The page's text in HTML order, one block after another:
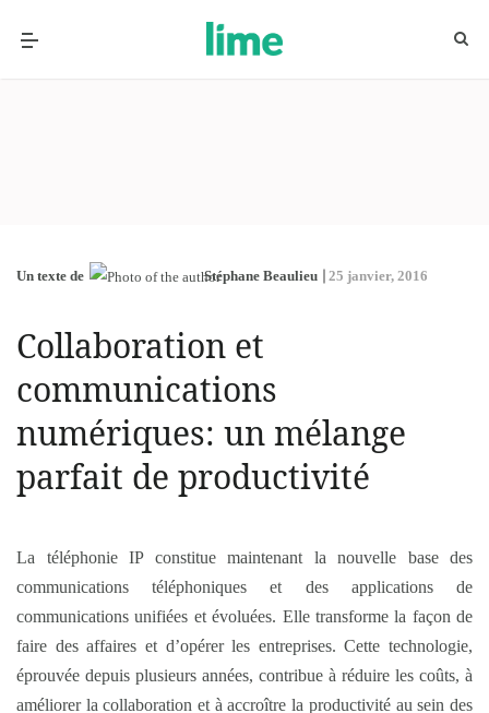
Un texte de Stéphane Beaulieu 25 janvier, 2016
Collaboration et
communications
numériques: un mélange
parfait de productivité
La téléphonie IP constitue maintenant la nouvelle base des
communications téléphoniques et des applications de
communications unifiées et évoluées. Elle transforme la façon de
faire des affaires et d’opérer les entreprises. Cette technologie,
éprouvée depuis plusieurs années, contribue à réduire les coûts, à
améliorer la collaboration et à accroître la productivité au sein des